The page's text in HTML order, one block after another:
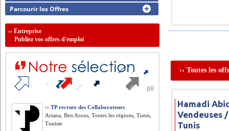
›› Toutes les
Hamadi
Vendeuses
Tunis
Parcourir les Offres
››Entreprise
Publiez vos offres d'emploi
›› TP recrute des Collaborateurs
Ariana, Ben Arous, Toutes les régions, Tunis,
Tunisie